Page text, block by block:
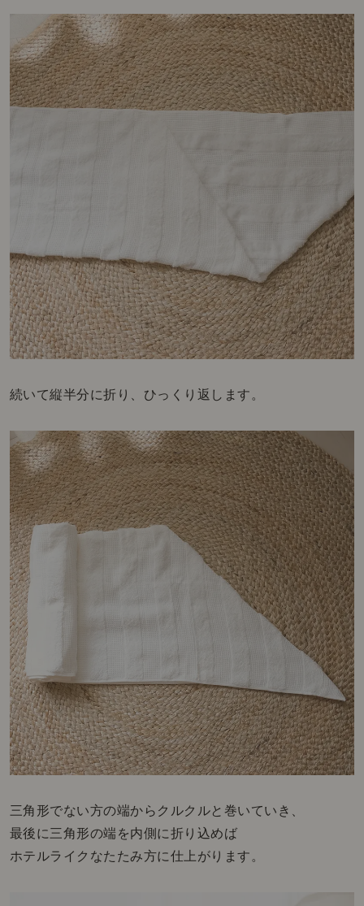
続いて縦半分に折り、ひっくり返します。
三角形でない方の端からクルクルと巻いていき、
最後に三角形の端を内側に折り込めば
ホテルライクなたたみ方に仕上がります。